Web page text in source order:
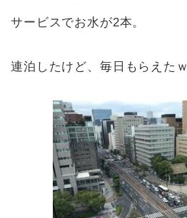
サービスでお水が2本。
連泊したけど、毎日もらえたｗ